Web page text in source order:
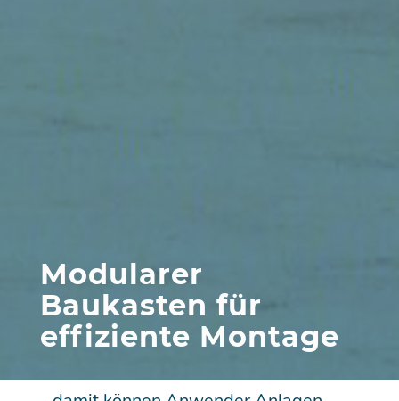
Modularer
Baukasten für
effiziente Montage